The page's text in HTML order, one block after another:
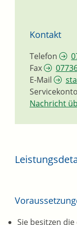
Kontakt
Telefon
Fax
E-Mail
Servicekonto
Nachricht
Sie besitzen